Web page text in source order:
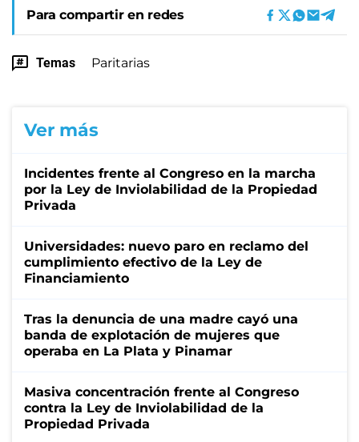
Para compartir en redes
Temas Paritarias
Ver más
Incidentes frente al Congreso en la marcha
por la Ley de Inviolabilidad de la Propiedad
Privada
Universidades: nuevo paro en reclamo del
cumplimiento efectivo de la Ley de
Financiamiento
Tras la denuncia de una madre cayó una
banda de explotación de mujeres que
operaba en La Plata y Pinamar
Masiva concentración frente al Congreso
contra la Ley de Inviolabilidad de la
Propiedad Privada